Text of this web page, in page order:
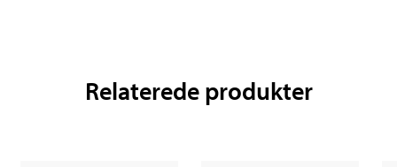
Relaterede produkter